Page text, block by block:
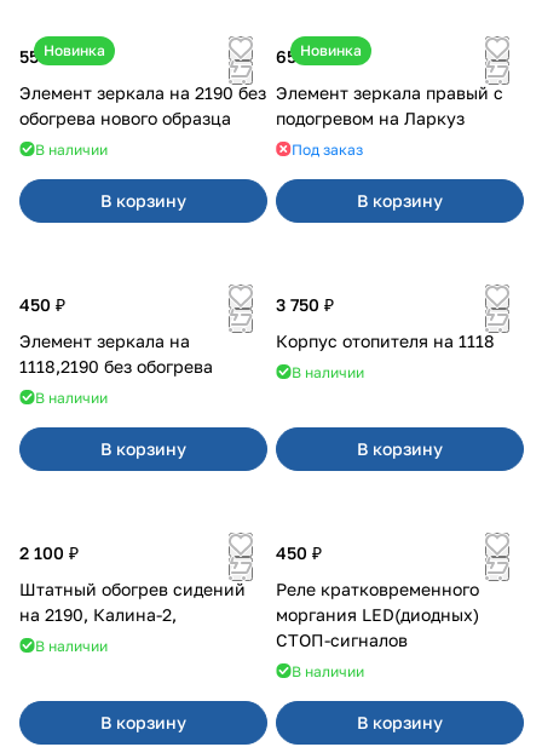
Новинка
550 ₽
Элемент зеркала на 2190 без
обогрева нового образца
В наличии
В корзину
Новинка
650 ₽
Элемент зеркала правый с
подогревом на Ларкуз
Под заказ
В корзину
450 ₽
Элемент зеркала на
1118,2190 без обогрева
В наличии
В корзину
3 750 ₽
Корпус отопителя на 1118
В наличии
В корзину
2 100 ₽
Штатный обогрев сидений
на 2190, Калина-2,
В наличии
В корзину
450 ₽
Реле кратковременного
моргания LED(диодных)
СТОП-сигналов
В наличии
В корзину